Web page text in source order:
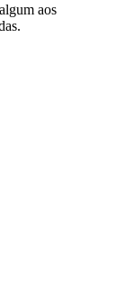
aos